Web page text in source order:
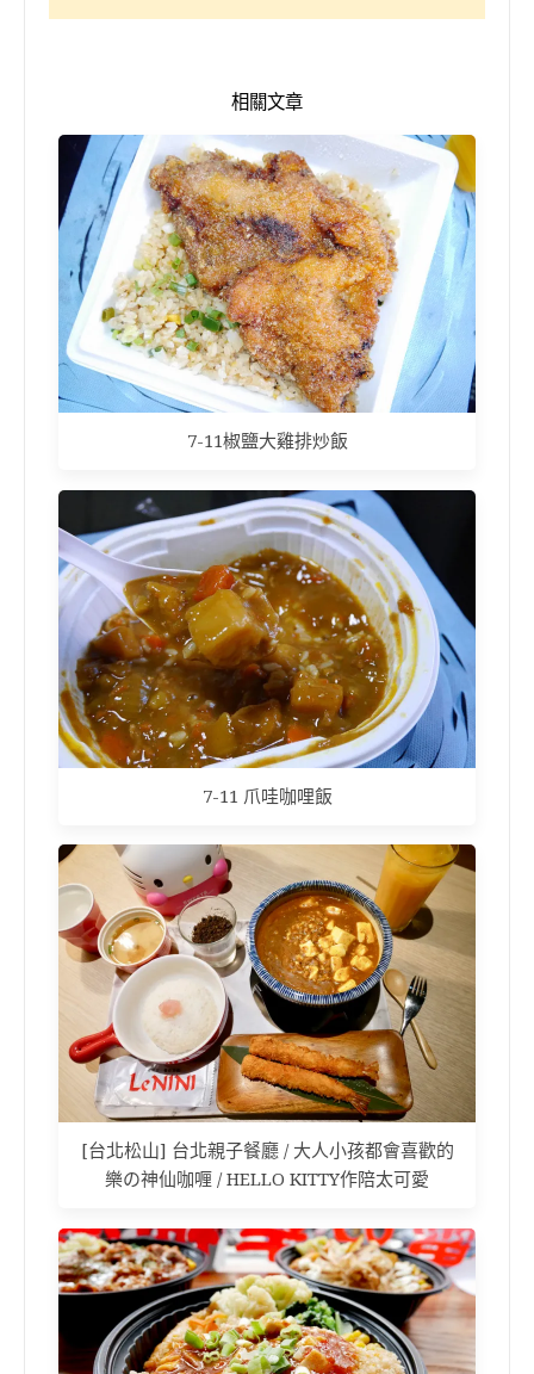
相關文章
7-11椒鹽大雞排炒飯
7-11 爪哇咖哩飯
[台北松山] 台北親子餐廳 / 大人小孩都會喜歡的
樂の神仙咖喱 / HELLO KITTY作陪太可愛